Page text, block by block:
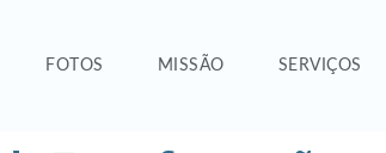
FOTOS MISSÃO SERVIÇOS